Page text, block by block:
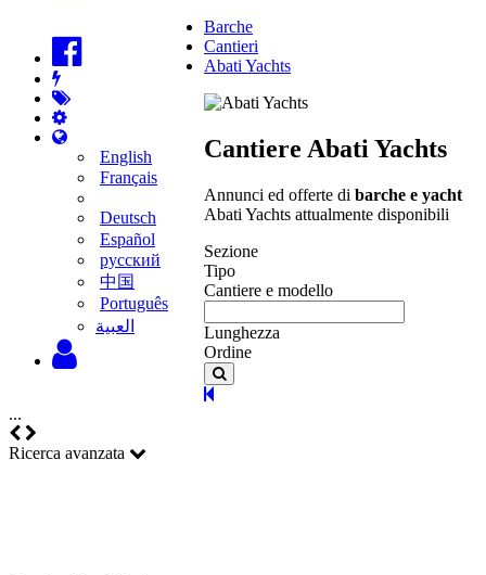
English
Français
Deutsch
Español
русский
中国
Português
‫العبية
Barche
Cantieri
Abati Yachts
Cantiere Abati Yachts
Annunci ed offerte di barche e yacht
Abati Yachts attualmente disponibili
Sezione
Tipo
Cantiere e modello
Lunghezza
Ordine
...
Ricerca avanzata